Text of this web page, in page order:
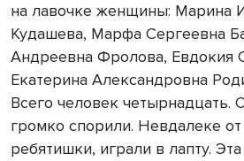
на лавочке женщины: Марина
Кудашева, Марфа Сергеевна
Андреевна Фролова, Евдокия
Екатерина Александровна
Всего человек четырнадцать.
громко спорили. Невдалеке
ребятишки, играли в лапту.